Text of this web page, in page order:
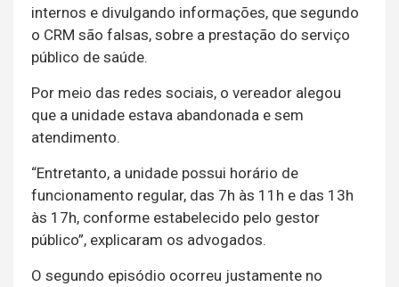
internos e divulgando informações, que segundo
o CRM são falsas, sobre a prestação do serviço
público de saúde.
Por meio das redes sociais, o vereador alegou
que a unidade estava abandonada e sem
atendimento.
“Entretanto, a unidade possui horário de
funcionamento regular, das 7h às 11h e das 13h
às 17h, conforme estabelecido pelo gestor
público”, explicaram os advogados.
O segundo episódio ocorreu justamente no